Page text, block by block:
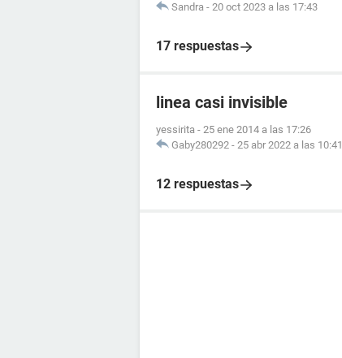
Sandra - 20 oct 2023 a las 17:43
17 respuestas
linea casi invisible
yessirita - 25 ene 2014 a las 17:26
Gaby280292 - 25 abr 2022 a las 10:41
12 respuestas